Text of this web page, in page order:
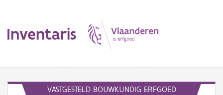
Inventaris
VASTGESTELD BOUWKUNDIG ERFGOED